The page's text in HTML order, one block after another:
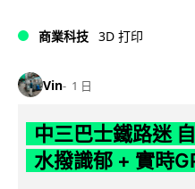
商業科技 3D 打印
Vin 1 日
中三巴士鐵路迷
水撥識郁 + 實時